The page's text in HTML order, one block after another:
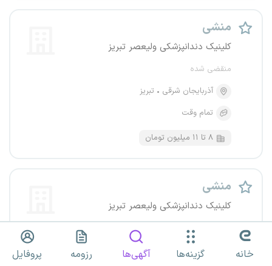
منشی
کلینیک دندانپزشکی ولیعصر تبریز
منقضی شده
آذربایجان شرقی
تبریز
تمام وقت
۸ تا ۱۱ میلیون تومان
منشی
کلینیک دندانپزشکی ولیعصر تبریز
منقضی شده
آذربایجان شرقی
تبریز خانه گزینه‌ها آگهی‌ها رزومه پروفایل